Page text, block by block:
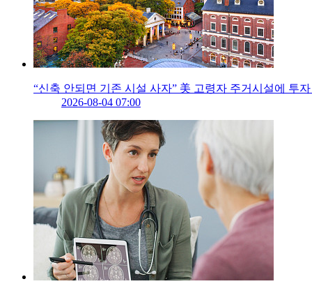
“신축 안되면 기존 시설 사자” 美 고령자 주거시설에 투
2026-08-04 07:00